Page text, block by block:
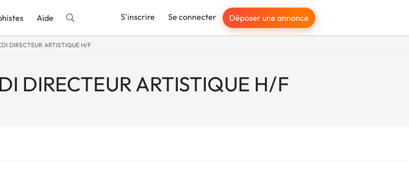
Aide S'inscrire Se connecter Déposer une annonce
DIRECTEUR ARTISTIQUE H/F
DIRECTEUR ARTISTIQUE H/F